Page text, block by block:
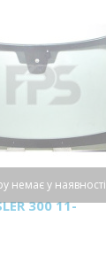
300 11-
немає у наявності